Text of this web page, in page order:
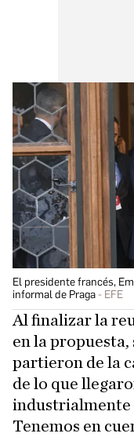
El presidente francés,
informal de Praga
EFE
Al finalizar la
en la propuesta,
partieron de la
de lo que
industrialmente
Tenemos en